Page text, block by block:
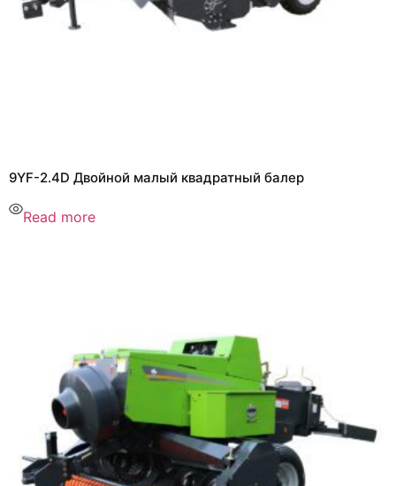
9YF-2.4D Двойной малый квадратный балер
Read more